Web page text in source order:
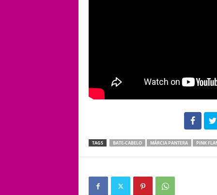
102
TAGS BATE-CABELO MÁRCIA PANTERA PINK